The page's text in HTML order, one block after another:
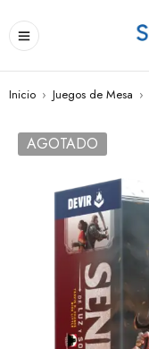
Inicio › Juegos de Mesa ›
AGOTADO